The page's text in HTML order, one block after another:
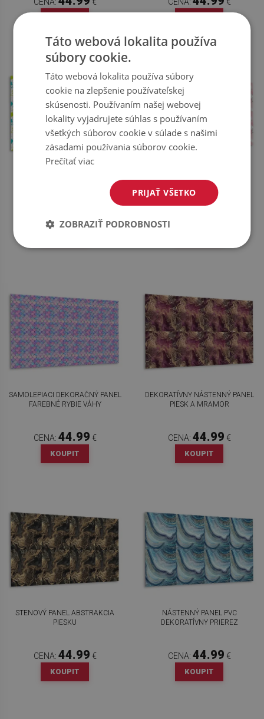
CENA: 44.99€ CENA:
SAMOLEPIACI DEKORAČNÝ PANEL
FAREBNÉ RYBIE VÁHY
CENA: 44.99 €
KOUPIT
DEKORATÍVNY NÁSTENNÝ PANEL
PIESK A MRAMOR
CENA: 44.99 €
KOUPIT
STENOVÝ PANEL ABSTRAKCIA
PIESKU
CENA: 44.99 €
KOUPIT
NÁSTENNÝ PANEL PVC
DEKORATÍVNY PRIEREZ
CENA: 44.99 €
KOUPIT
Táto webová lokalita používa
súbory cookie.
Táto webová lokalita používa súbory
cookie na zlepšenie používateľskej
skúsenosti. Používaním našej webovej
lokality vyjadrujete súhlas s používaním
všetkých súborov cookie v súlade s našimi
zásadami používania súborov cookie.
Prečítať viac
PRIJAŤ VŠETKO
ZOBRAZIŤ PODROBNOSTI